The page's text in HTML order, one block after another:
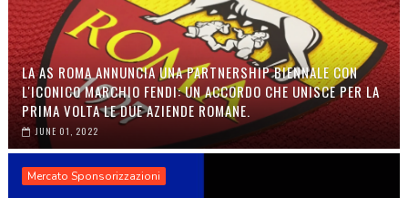
LA AS ROMA ANNUNCIA UNA PARTNERSHIP BIENNALE CON
L'ICONICO MARCHIO FENDI: UN ACCORDO CHE UNISCE PER LA
PRIMA VOLTA LE DUE AZIENDE ROMANE.
JUNE 01, 2022
Mercato Sponsorizzazioni